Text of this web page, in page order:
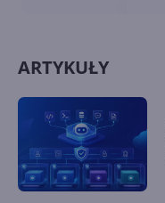
ARTYKUŁY